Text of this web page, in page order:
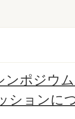
ンポジウ
ションに